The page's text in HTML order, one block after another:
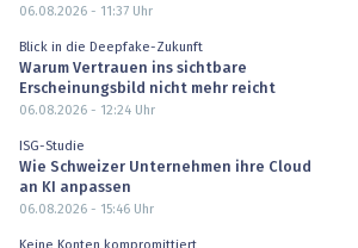
06.08.2026 - 11:37Uhr
Blick in die Deepfake-Zukunft
Warum Vertrauen ins sichtbare
Erscheinungsbild nicht mehr reicht
06.08.2026 - 12:24Uhr
ISG-Studie
Wie Schweizer Unternehmen ihre Cloud
an KI anpassen
06.08.2026 - 15:46Uhr
Keine Konten kompromittiert